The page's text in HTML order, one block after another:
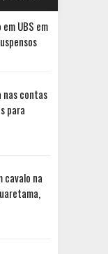
UBS em
nas contas
para
cavalo na